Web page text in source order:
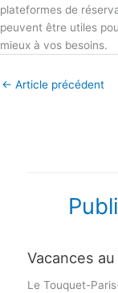
plateformes de
peuvent être utiles
mieux à vos besoins.
← Article précédent
Vacances
Le Touquet-